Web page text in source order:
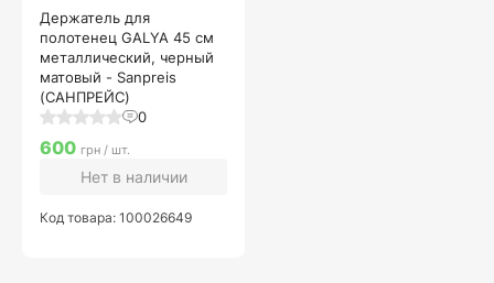
Держатель для
полотенец GALYA 45 см
металлический, черный
матовый - Sanpreis
(САНПРЕЙС)
0
600 грн / шт.
Нет в наличии
Код товара: 100026649